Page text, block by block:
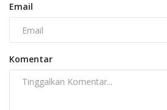
Email
Komentar